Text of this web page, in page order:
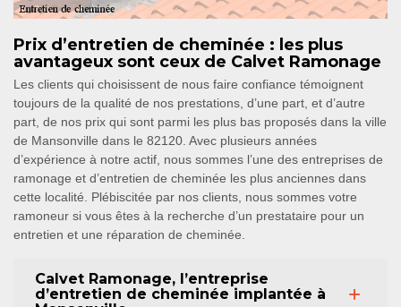
Prix d’entretien de cheminée : les plus
avantageux sont ceux de Calvet Ramonage
Les clients qui choisissent de nous faire confiance témoignent
toujours de la qualité de nos prestations, d’une part, et d’autre
part, de nos prix qui sont parmi les plus bas proposés dans la ville
de Mansonville dans le 82120. Avec plusieurs années
d’expérience à notre actif, nous sommes l’une des entreprises de
ramonage et d’entretien de cheminée les plus anciennes dans
cette localité. Plébiscitée par nos clients, nous sommes votre
ramoneur si vous êtes à la recherche d’un prestataire pour un
entretien et une réparation de cheminée.
Calvet Ramonage, l’entreprise
d’entretien de cheminée implantée à